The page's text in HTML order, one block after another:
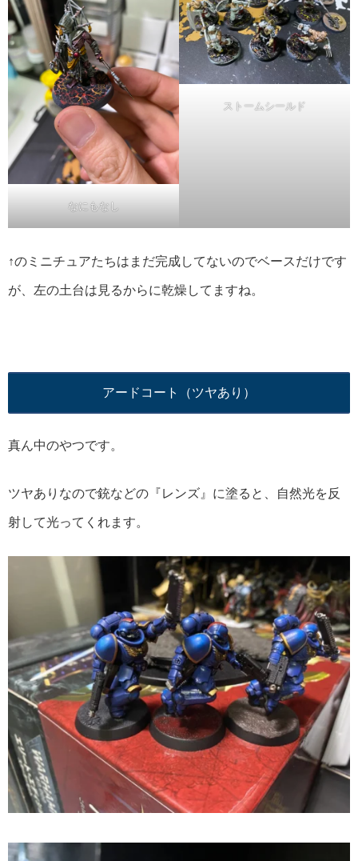
なにもなし
ストームシールド
↑のミニチュアたちはまだ完成してないのでベースだけです
が、左の土台は見るからに乾燥してますね。
アードコート（ツヤあり）
真ん中のやつです。
ツヤありなので銃などの『レンズ』に塗ると、自然光を反
射して光ってくれます。